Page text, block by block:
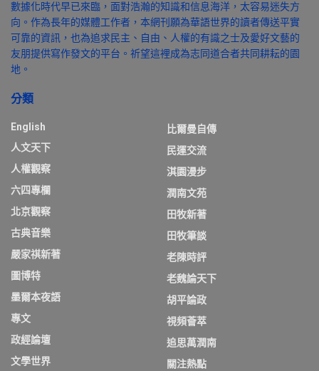
數據化時代早已來臨，面對浩瀚的知識和信息海洋，太容易迷失方
向。作為長年的媒體工作者，本網刊願為華語世界的讀者傳送平實
可靠的資訊，也為追求民主、自由、人權的有識之士及愛好文藝的
友朋提供寫作發文的平台。祈望這裡成為志同道合者共同耕耘的園
地。
分類
English
人文天下
人權觀察
六四專欄
北京觀察
古典音樂
嚴家祺新著
圖博特
墨爾本夜語
專文
政經論壇
文學世界
比爾曼自傳
民運交流
淇園漫步
潤南文苑
田牧新著
田牧筆談
老陳時評
老魏論天下
胡平論政
視頻薈萃
追思萬潤南
關注熱點